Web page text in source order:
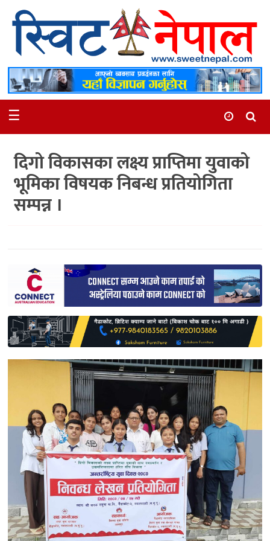
समाचार
स्थानीय
मनोरञ्जन
अन्तर्वार्ता
समाज
साहित्य
प्रदेश
English
☰
दिगो विकासका लक्ष्य प्राप्तिमा युवाको
भूमिका विषयक निबन्ध प्रतियोगिता
सम्पन्न ।